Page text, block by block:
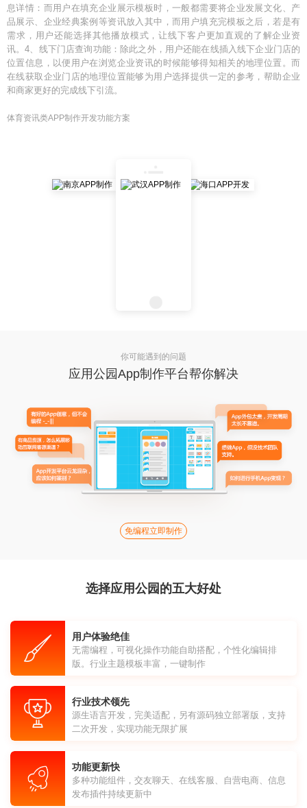
息详情：而用户在填充企业展示模板时，一般都需要将企业发展文化、产
品展示、企业经典案例等资讯放入其中，而用户填充完模板之后，若是有
需求，用户还能选择其他播放模式，让线下客户更加直观的了解企业资
讯。4、线下门店查询功能：除此之外，用户还能在线插入线下企业门店的
位置信息，以便用户在浏览企业资讯的时候能够得知相关的地理位置。而
在线获取企业门店的地理位置能够为用户选择提供一定的参考，帮助企业
和商家更好的完成线下引流。
体育资讯类APP制作开发功能方案
你可能遇到的问题
应用公园App制作平台帮你解决
免编程立即制作
选择应用公园的五大好处
用户体验绝佳
无需编程，可视化操作功能自助搭配，个性化编辑排
版。行业主题模板丰富，一键制作
行业技术领先
源生语言开发，完美适配，另有源码独立部署版，支持
二次开发，实现功能无限扩展
功能更新快
多种功能组件，交友聊天、在线客服、自营电商、信息
发布插件持续更新中